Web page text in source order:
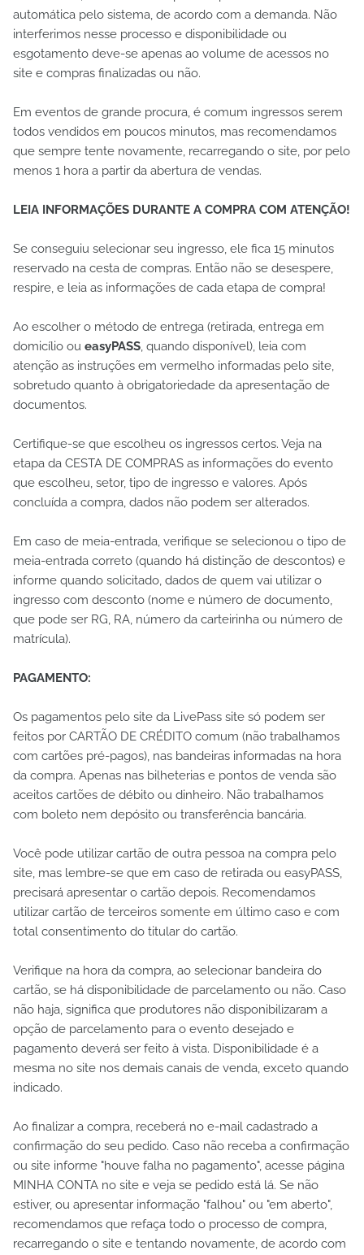
automática pelo sistema, de acordo com a demanda. Não
interferimos nesse processo e disponibilidade ou
esgotamento deve-se apenas ao volume de acessos no
site e compras finalizadas ou não.
Em eventos de grande procura, é comum ingressos serem
todos vendidos em poucos minutos, mas recomendamos
que sempre tente novamente, recarregando o site, por pelo
menos 1 hora a partir da abertura de vendas.
LEIA INFORMAÇÕES DURANTE A COMPRA COM ATENÇÃO!
Se conseguiu selecionar seu ingresso, ele fica 15 minutos
reservado na cesta de compras. Então não se desespere,
respire, e leia as informações de cada etapa de compra!
Ao escolher o método de entrega (retirada, entrega em
domicílio ou easyPASS, quando disponível), leia com
atenção as instruções em vermelho informadas pelo site,
sobretudo quanto à obrigatoriedade da apresentação de
documentos.
Certifique-se que escolheu os ingressos certos. Veja na
etapa da CESTA DE COMPRAS as informações do evento
que escolheu, setor, tipo de ingresso e valores. Após
concluída a compra, dados não podem ser alterados.
Em caso de meia-entrada, verifique se selecionou o tipo de
meia-entrada correto (quando há distinção de descontos) e
informe quando solicitado, dados de quem vai utilizar o
ingresso com desconto (nome e número de documento,
que pode ser RG, RA, número da carteirinha ou número de
matrícula).
PAGAMENTO:
Os pagamentos pelo site da LivePass site só podem ser
feitos por CARTÃO DE CRÉDITO comum (não trabalhamos
com cartões pré-pagos), nas bandeiras informadas na hora
da compra. Apenas nas bilheterias e pontos de venda são
aceitos cartões de débito ou dinheiro. Não trabalhamos
com boleto nem depósito ou transferência bancária.
Você pode utilizar cartão de outra pessoa na compra pelo
site, mas lembre-se que em caso de retirada ou easyPASS,
precisará apresentar o cartão depois. Recomendamos
utilizar cartão de terceiros somente em último caso e com
total consentimento do titular do cartão.
Verifique na hora da compra, ao selecionar bandeira do
cartão, se há disponibilidade de parcelamento ou não. Caso
não haja, significa que produtores não disponibilizaram a
opção de parcelamento para o evento desejado e
pagamento deverá ser feito à vista. Disponibilidade é a
mesma no site nos demais canais de venda, exceto quando
indicado.
Ao finalizar a compra, receberá no e-mail cadastrado a
confirmação do seu pedido. Caso não receba a confirmação
ou site informe "houve falha no pagamento", acesse página
MINHA CONTA no site e veja se pedido está lá. Se não
estiver, ou apresentar informação "falhou" ou "em aberto",
recomendamos que refaça todo o processo de compra,
recarregando o site e tentando novamente, de acordo com